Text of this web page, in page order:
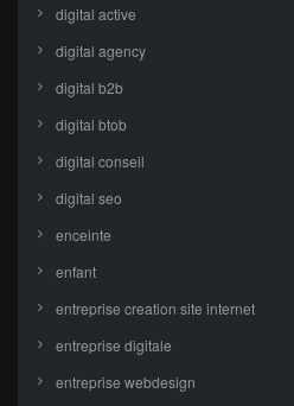
digital active
digital agency
digital b2b
digital btob
digital conseil
digital seo
enceinte
enfant
entreprise creation site internet
entreprise digitale
entreprise webdesign